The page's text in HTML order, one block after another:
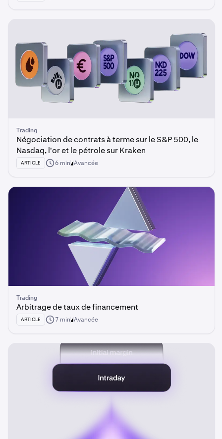
Trading
Négociation de contrats à terme sur le S&P 500, le
Nasdaq, l'or et le pétrole sur Kraken
ARTICLE 6 min Avancée
Trading
Arbitrage de taux de financement
ARTICLE 7 min Avancée